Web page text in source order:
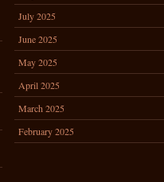
July 2025
June 2025
May 2025
April 2025
March 2025
February 2025